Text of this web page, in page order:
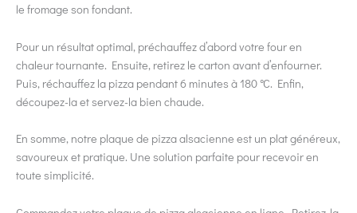
le fromage son fondant.
Pour un résultat optimal, préchauffez d’abord votre four en
chaleur tournante. Ensuite, retirez le carton avant d’enfourner.
Puis, réchauffez la pizza pendant 6 minutes à 180 °C. Enfin,
découpez-la et servez-la bien chaude.
En somme, notre plaque de pizza alsacienne est un plat généreux,
savoureux et pratique. Une solution parfaite pour recevoir en
toute simplicité.